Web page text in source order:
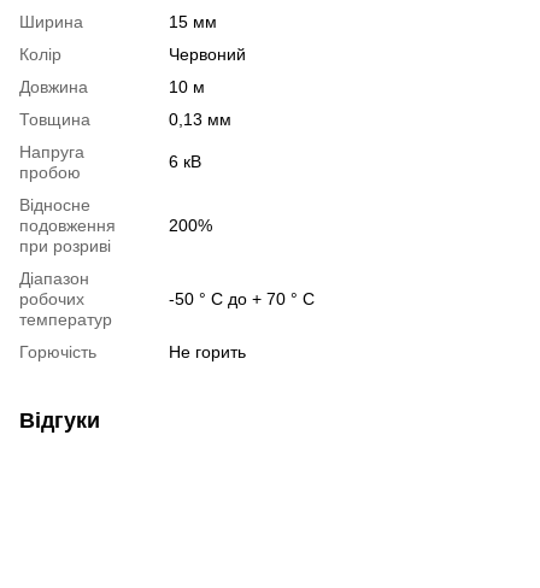
Ширина
15 мм
Колір
Червоний
Довжина
10 м
Товщина
0,13 мм
Напруга
пробою
6 кВ
Відносне
подовження
при розриві
200%
Діапазон
робочих
температур
-50 ° С до + 70 ° С
Горючість Не горить
Відгуки